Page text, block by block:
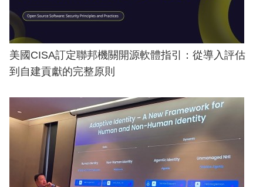
美國CISA訂定聯邦機關開源軟體指引：從導入評估
到自建貢獻的完整原則